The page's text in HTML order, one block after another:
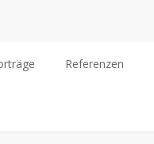
Referenzen